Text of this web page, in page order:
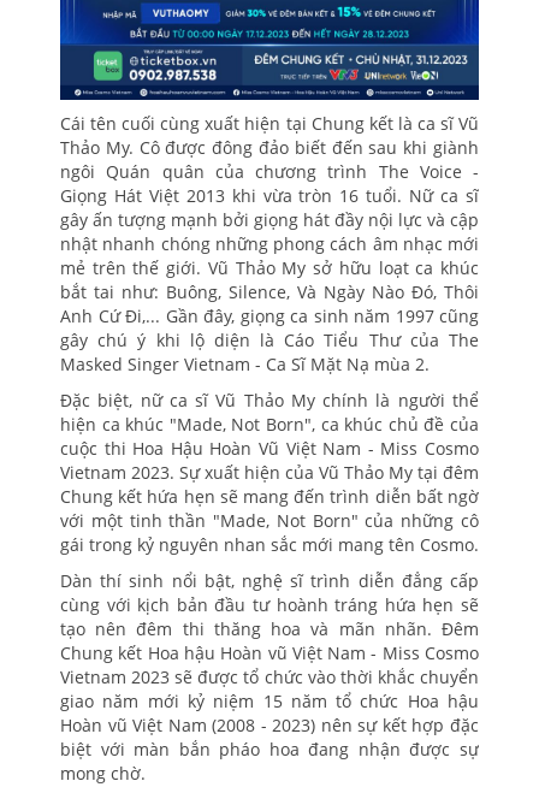
Cái tên cuối cùng xuất hiện tại Chung kết là ca sĩ Vũ
Thảo My. Cô được đông đảo biết đến sau khi giành
ngôi Quán quân của chương trình The Voice -
Giọng Hát Việt 2013 khi vừa tròn 16 tuổi. Nữ ca sĩ
gây ấn tượng mạnh bởi giọng hát đầy nội lực và cập
nhật nhanh chóng những phong cách âm nhạc mới
mẻ trên thế giới. Vũ Thảo My sở hữu loạt ca khúc
bắt tai như: Buông, Silence, Và Ngày Nào Đó, Thôi
Anh Cứ Đi,... Gần đây, giọng ca sinh năm 1997 cũng
gây chú ý khi lộ diện là Cáo Tiểu Thư của The
Masked Singer Vietnam - Ca Sĩ Mặt Nạ mùa 2.
Đặc biệt, nữ ca sĩ Vũ Thảo My chính là người thể
hiện ca khúc "Made, Not Born", ca khúc chủ đề của
cuộc thi Hoa Hậu Hoàn Vũ Việt Nam - Miss Cosmo
Vietnam 2023. Sự xuất hiện của Vũ Thảo My tại đêm
Chung kết hứa hẹn sẽ mang đến trình diễn bất ngờ
với một tinh thần "Made, Not Born" của những cô
gái trong kỷ nguyên nhan sắc mới mang tên Cosmo.
Dàn thí sinh nổi bật, nghệ sĩ trình diễn đẳng cấp
cùng với kịch bản đầu tư hoành tráng hứa hẹn sẽ
tạo nên đêm thi thăng hoa và mãn nhãn. Đêm
Chung kết Hoa hậu Hoàn vũ Việt Nam - Miss Cosmo
Vietnam 2023 sẽ được tổ chức vào thời khắc chuyển
giao năm mới kỷ niệm 15 năm tổ chức Hoa hậu
Hoàn vũ Việt Nam (2008 - 2023) nên sự kết hợp đặc
biệt với màn bắn pháo hoa đang nhận được sự
mong chờ.